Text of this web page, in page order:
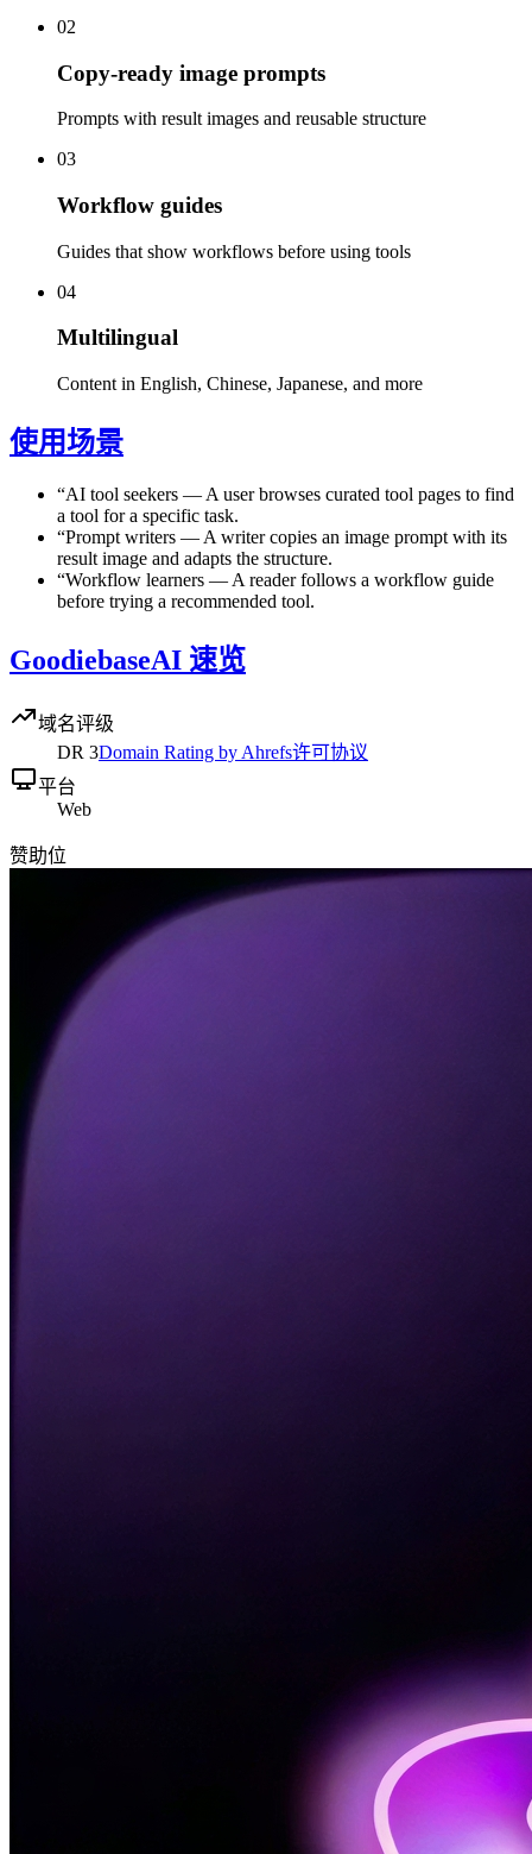
02
Copy-ready image prompts
Prompts with result images and reusable structure
03
Workflow guides
Guides that show workflows before using tools
04
Multilingual
Content in English, Chinese, Japanese, and more
使用场景
“AI tool seekers — A user browses curated tool pages to find
a tool for a specific task.
“Prompt writers — A writer copies an image prompt with its
result image and adapts the structure.
“Workflow learners — A reader follows a workflow guide
before trying a recommended tool.
GoodiebaseAI 速览
域名评级
DR 3Domain Rating by Ahrefs许可协议
平台
Web
赞助位